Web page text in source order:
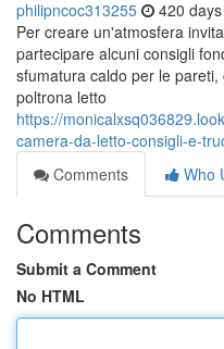
philipncoc313255 420
Per creare un'atmosfera
partecipare alcuni consigli
sfumatura caldo per le
poltrona letto
https://
camera-da-letto-consigli-e-
Comments
Who
Comments
Submit a Comment
No HTML